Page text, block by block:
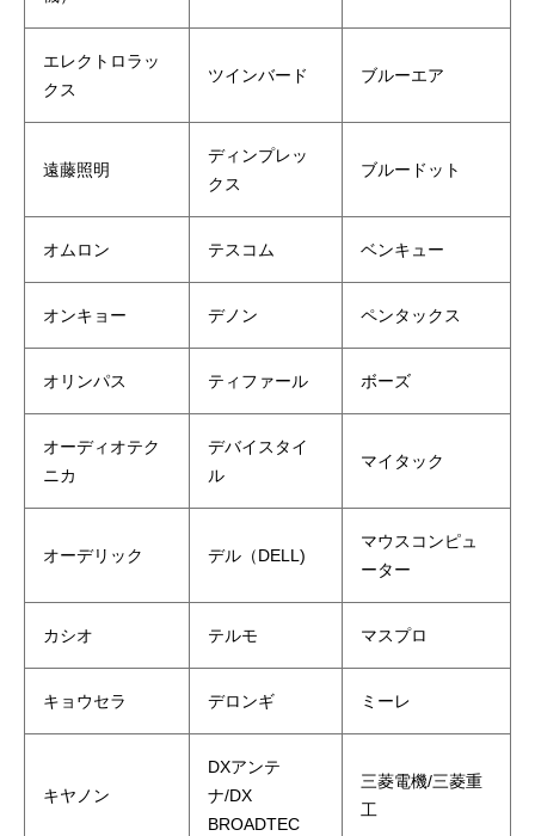
エレクトロラッ
クス
ツインバード ブルーエア
遠藤照明
ディンプレッ
クス
ブルードット
オムロン テスコム ベンキュー
オンキョー デノン ペンタックス
オリンパス ティファール ボーズ
オーディオテク
ニカ
デバイスタイ
ル
マイタック
オーデリック デル（DELL)
マウスコンピュ
ーター
カシオ テルモ マスプロ
キョウセラ デロンギ ミーレ
キヤノン
DXアンテ
ナ/DX
BROADTEC
三菱電機/三菱重
工